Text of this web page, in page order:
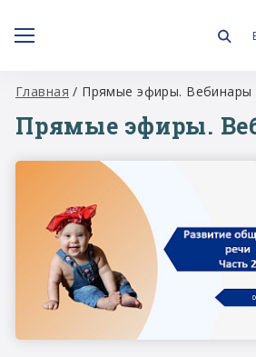
Главная / Прямые эфиры. Вебинары
Прямые эфиры.